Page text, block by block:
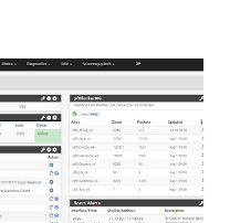
obs-studio $ sudo
obs-studio